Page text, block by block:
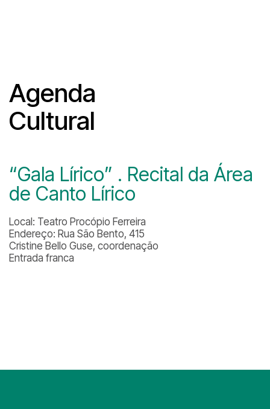
Agenda
Cultural
“Gala Lírico” . Recital da Área
de Canto Lírico
Local: Teatro Procópio Ferreira
Endereço: Rua São Bento, 415
Cristine Bello Guse, coordenação
Entrada franca